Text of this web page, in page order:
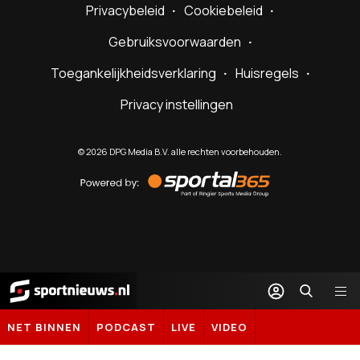
Privacybeleid
Cookiebeleid
Gebruiksvoorwaarden
Toegankelijkheidsverklaring
Huisregels
Privacy instellingen
©2026 DPG Media B.V. alle rechten voorbehouden.
by
Sportal365
Sportnieuws.nl
NET BINNEN PODCAST LIVE VIDEO